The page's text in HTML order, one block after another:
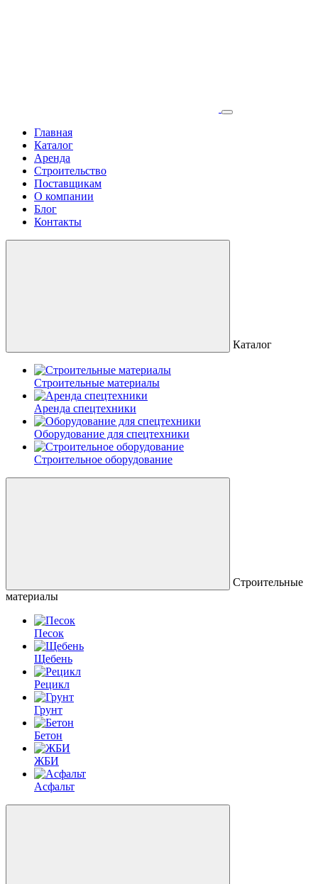
Главная
Каталог
Аренда
Строительство
Поставщикам
О компании
Блог
Контакты
Каталог
Строительные материалы
Аренда спецтехники
Оборудование для спецтехники
Строительное оборудование
Строительные
материалы
Песок
Щебень
Рецикл
Грунт
Бетон
ЖБИ
Асфальт